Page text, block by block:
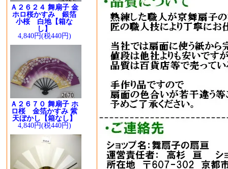
Ａ２６２４ 舞扇子 金
ホロ桜かすみ 銀箔
小桜 白地【箱な
し】
4,840円(税440円)
Ａ２６７０ 舞扇子 ホ
ロ桜 金箔かすみ 紫
天ぼかし【箱なし】
4,840円(税440円)